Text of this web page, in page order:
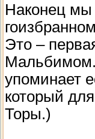
Наконец мы
Это –
Мальбимом.
упоминает
который
Торы.)